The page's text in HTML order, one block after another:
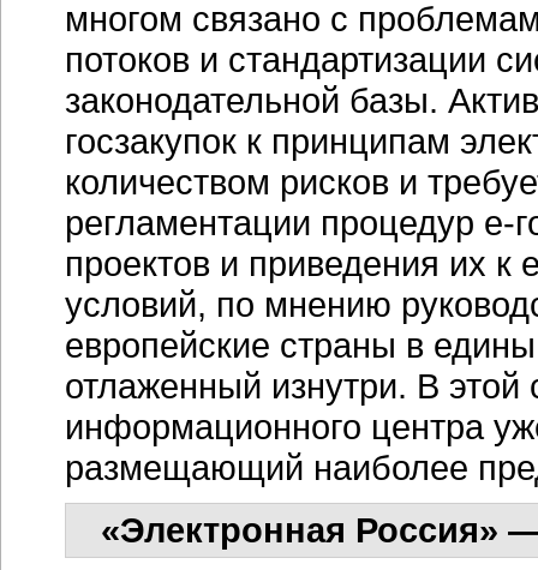
многом связано с
потоков и стандартизации
законодательной базы.
госзакупок к принципам
количеством рисков и
регламентации процедур е-
проектов и приведения их
условий, по мнению
европейские страны в
отлаженный изнутри. В этой
информационного центра
размещающий наиболее
«Электронная Россия»